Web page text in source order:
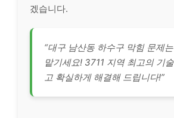
겠습니다.
“대구 남산동 하수구 막힘 문제
맡기세요! 3711 지역 최고의 기
고 확실하게 해결해 드립니다!”